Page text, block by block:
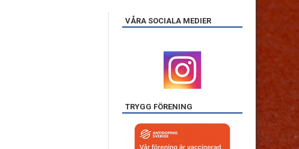
VÅRA SOCIALA MEDIER
TRYGG FÖRENING